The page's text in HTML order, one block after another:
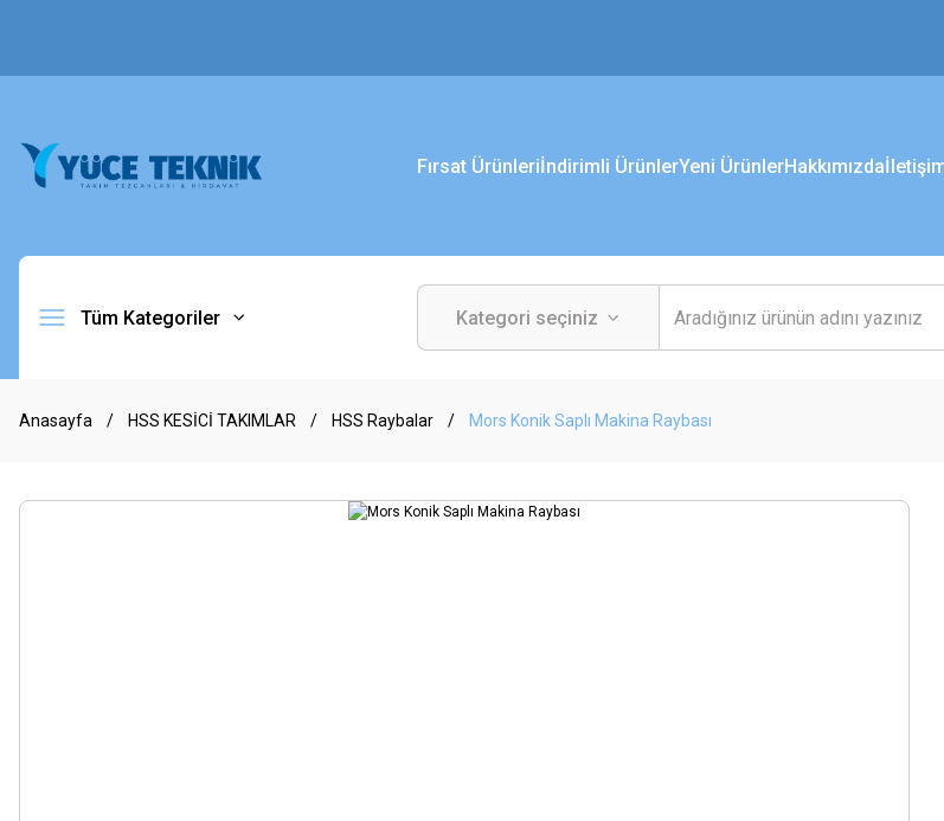
Fırsat Ürünleriİndirimli ÜrünlerYeni ÜrünlerHakkımızda
Tüm Kategoriler
Anasayfa HSS KESİCİ TAKIMLAR HSS Raybalar Mors Konik Saplı Makina Raybası